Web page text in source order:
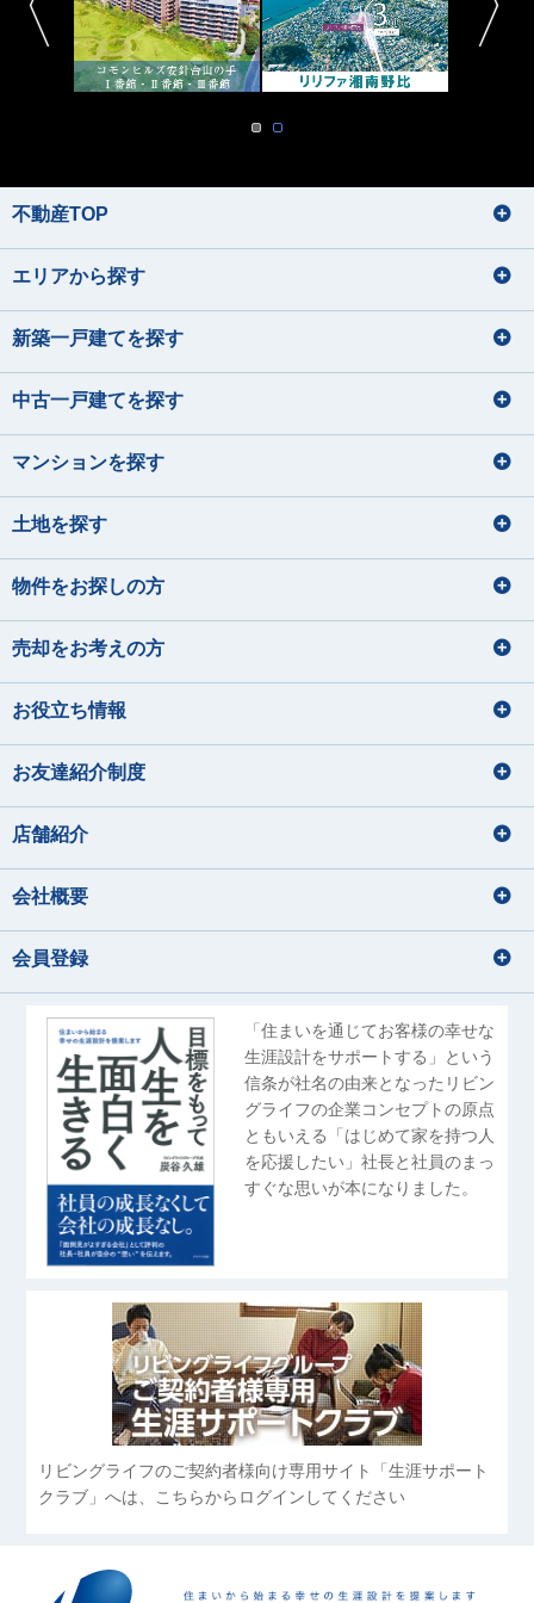
不動産TOP
エリアから探す
新築一戸建てを探す
中古一戸建てを探す
マンションを探す
土地を探す
物件をお探しの方
売却をお考えの方
お役立ち情報
お友達紹介制度
店舗紹介
会社概要
会員登録
「住まいを通じてお客様の幸せな
生涯設計をサポートする」という
信条が社名の由来となったリビン
グライフの企業コンセプトの原点
ともいえる「はじめて家を持つ人
を応援したい」社長と社員のまっ
すぐな思いが本になりました。
リビングライフのご契約者様向け専用サイト「生涯サポート
クラブ」へは、こちらからログインしてください